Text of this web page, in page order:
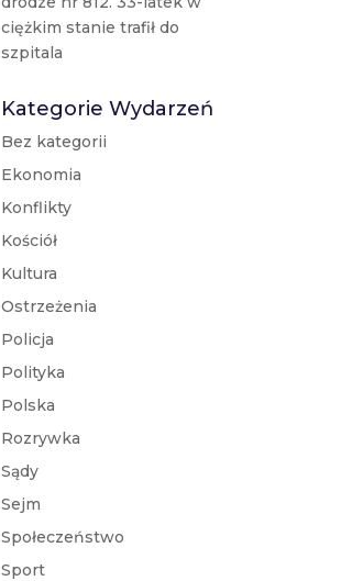
ciężkim stanie trafił do
szpitala
Kategorie Wydarzeń
Bez kategorii
Ekonomia
Konflikty
Kościół
Kultura
Ostrzeżenia
Policja
Polityka
Polska
Rozrywka
Sądy
Sejm
Społeczeństwo
Sport